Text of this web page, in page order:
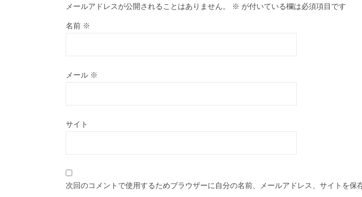
メールアドレスが公開されることはありません。 ※ が付いている欄は必須項目です
名前 ※
メール ※
サイト
次回のコメントで使用するためブラウザーに自分の名前、メールアドレス、サイトを保存